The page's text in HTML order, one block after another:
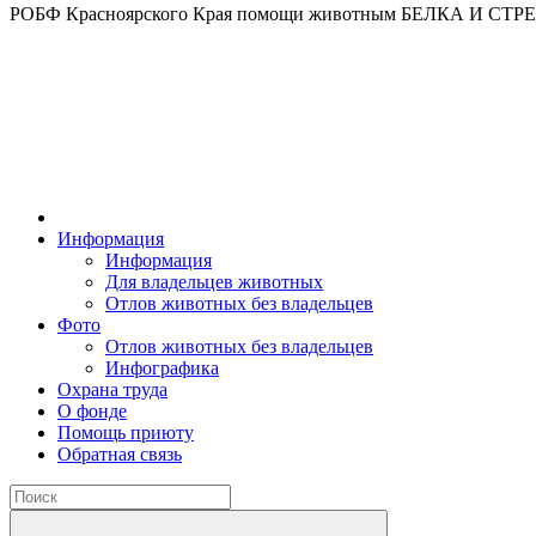
РОБФ Красноярского Края помощи животным БЕЛКА И
Информация
Информация
Для владельцев животных
Отлов животных без владельцев
Фото
Отлов животных без владельцев
Инфографика
Охрана труда
О фонде
Помощь приюту
Обратная связь